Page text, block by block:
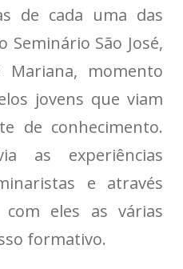
de cada uma das
São José,
Mariana, momento
jovens que viam
de conhecimento.
as experiências
e através
com eles as várias
formativo.